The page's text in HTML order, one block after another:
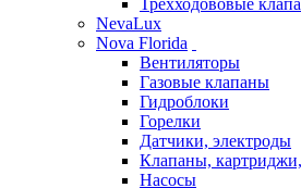
Трехходововые
NevaLux
Nova Florida
Вентиляторы
Газовые клапаны
Гидроблоки
Горелки
Датчики, электроды
Клапаны,
Насосы